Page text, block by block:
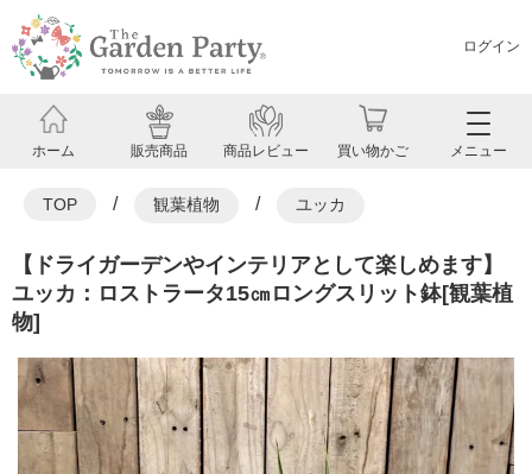
ログイン
ホーム 販売商品 商品レビュー 買い物かご メニュー
TOP / 観葉植物 / ユッカ
【ドライガーデンやインテリアとして楽しめます】
ユッカ：ロストラータ15㎝ロングスリット鉢[観葉植
物]